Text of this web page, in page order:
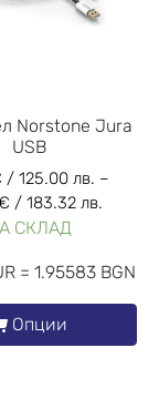
Norstone Jura
USB
/ 125.00 лв. –
/ 183.32 лв.
СКЛАД
= 1.95583 BGN
Опции